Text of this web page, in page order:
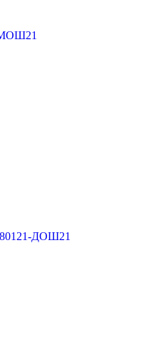
МОШ21
80121-ДОШ21